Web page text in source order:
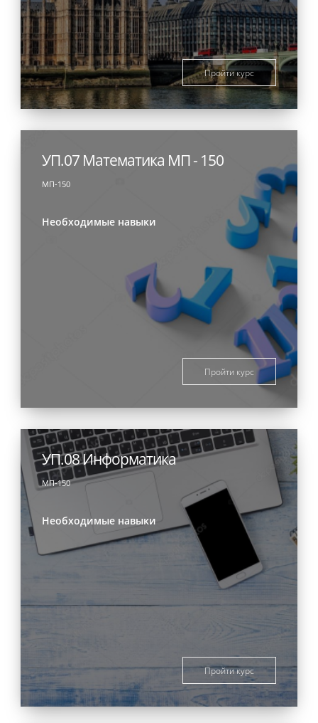
Пройти курс
УП.07 Математика МП - 150
МП-150
Необходимые навыки
Пройти курс
УП.08 Информатика
МП-150
Необходимые навыки
Пройти курс